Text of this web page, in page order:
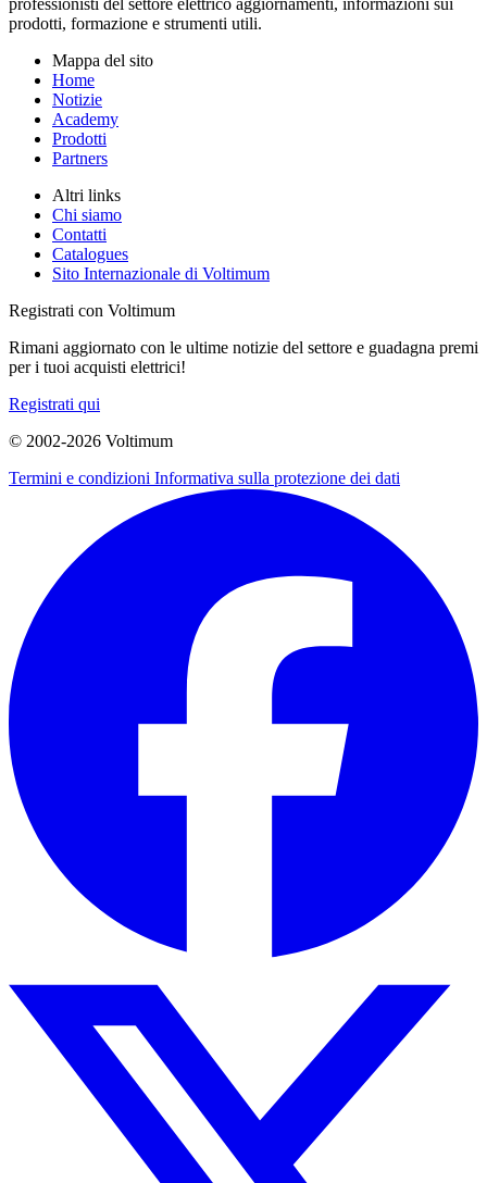
professionisti del settore elettrico aggiornamenti, informazioni sui
prodotti, formazione e strumenti utili.
Mappa del sito
Home
Notizie
Academy
Prodotti
Partners
Altri links
Chi siamo
Contatti
Catalogues
Sito Internazionale di Voltimum
Registrati con Voltimum
Rimani aggiornato con le ultime notizie del settore e guadagna premi
per i tuoi acquisti elettrici!
Registrati qui
© 2002-2026 Voltimum
Termini e condizioni Informativa sulla protezione dei dati